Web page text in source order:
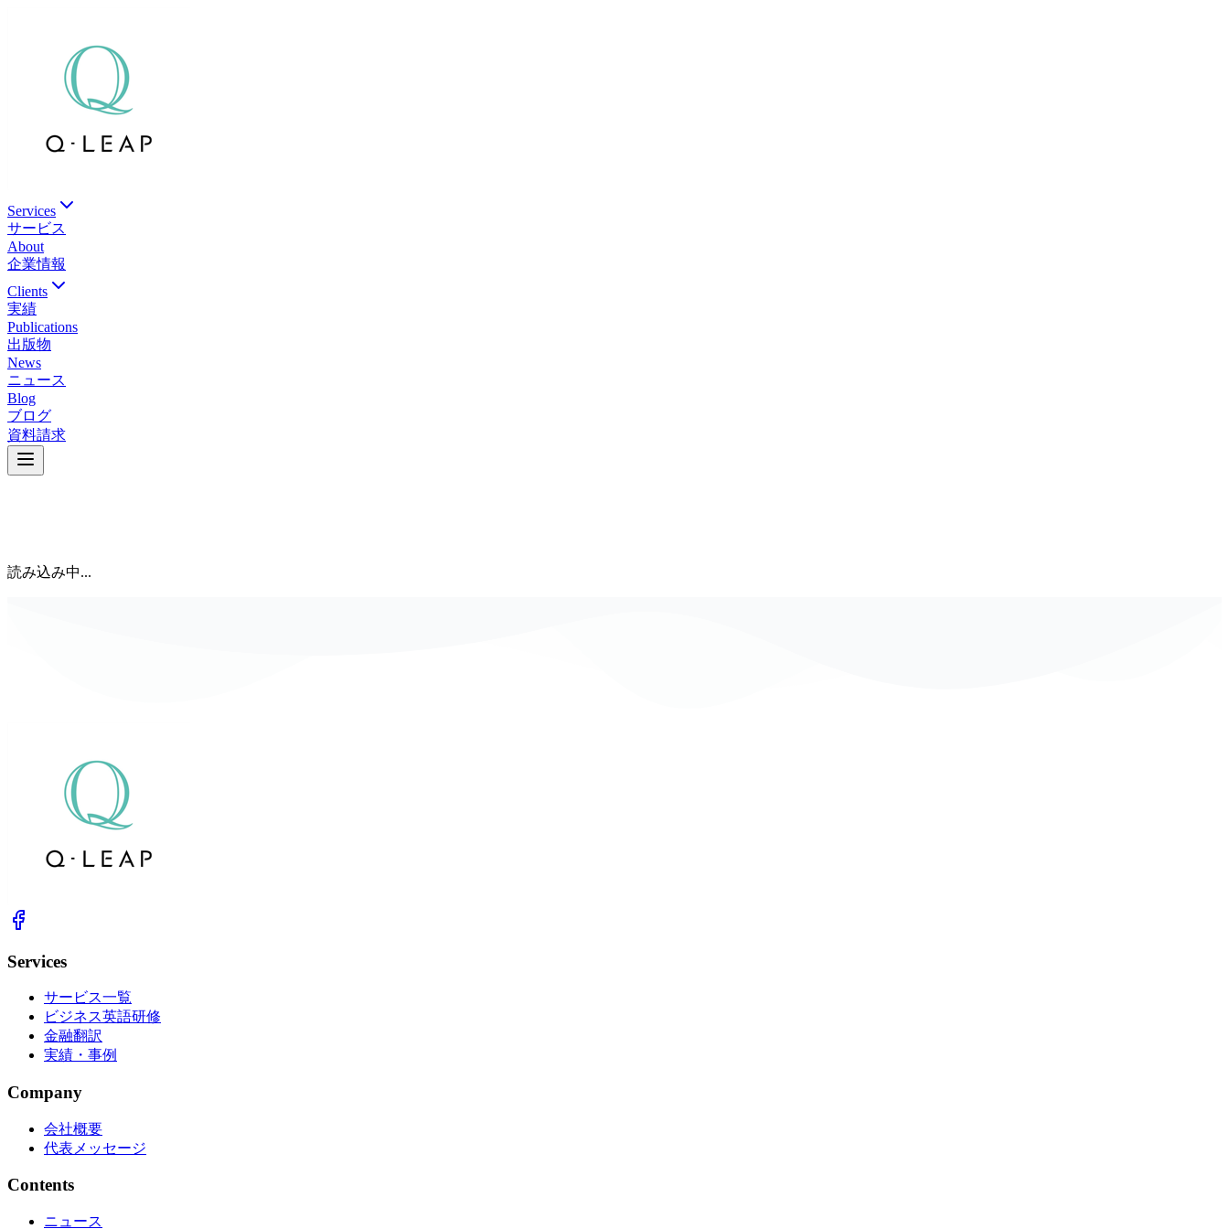
Services
サービス
About
企業情報
Clients
実績
Publications
出版物
News
ニュース
Blog
ブログ
資料請求
読み込み中...
Services
サービス一覧
ビジネス英語研修
金融翻訳
実績・事例
Company
会社概要
代表メッセージ
Contents
ニュース